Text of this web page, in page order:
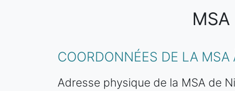
COORDONNÉES DE LA
Adresse physique de la MSA de